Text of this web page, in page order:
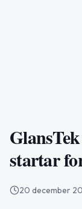
startar
20 december